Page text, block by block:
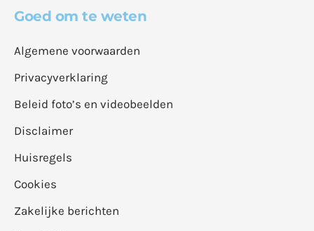
Goed om te weten
Algemene voorwaarden
Privacyverklaring
Beleid foto’s en videobeelden
Disclaimer
Huisregels
Cookies
Zakelijke berichten